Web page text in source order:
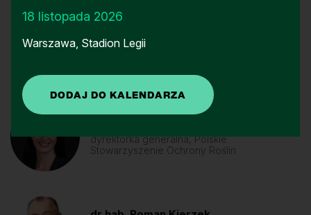
Prelegenci
dyrektorka generalna, Polskie
Stowarzyszenie Ochrony Roślin
18 listopada 2026
Warszawa, Stadion Legii